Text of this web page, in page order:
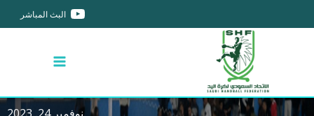
البث المباشر